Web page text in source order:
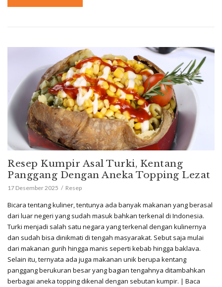
Resep Kumpir Asal Turki, Kentang
Panggang Dengan Aneka Topping Lezat
17 Desember 2025 Resep
Bicara tentang kuliner, tentunya ada banyak makanan yang berasal
dari luar negeri yang sudah masuk bahkan terkenal di Indonesia.
Turki menjadi salah satu negara yang terkenal dengan kulinernya
dan sudah bisa dinikmati di tengah masyarakat. Sebut saja mulai
dari makanan gurih hingga manis seperti kebab hingga baklava.
Selain itu, ternyata ada juga makanan unik berupa kentang
panggang berukuran besar yang bagian tengahnya ditambahkan
berbagai aneka topping dikenal dengan sebutan kumpir. | Baca